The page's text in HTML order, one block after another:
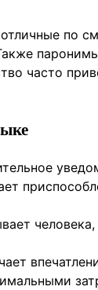
по
часто